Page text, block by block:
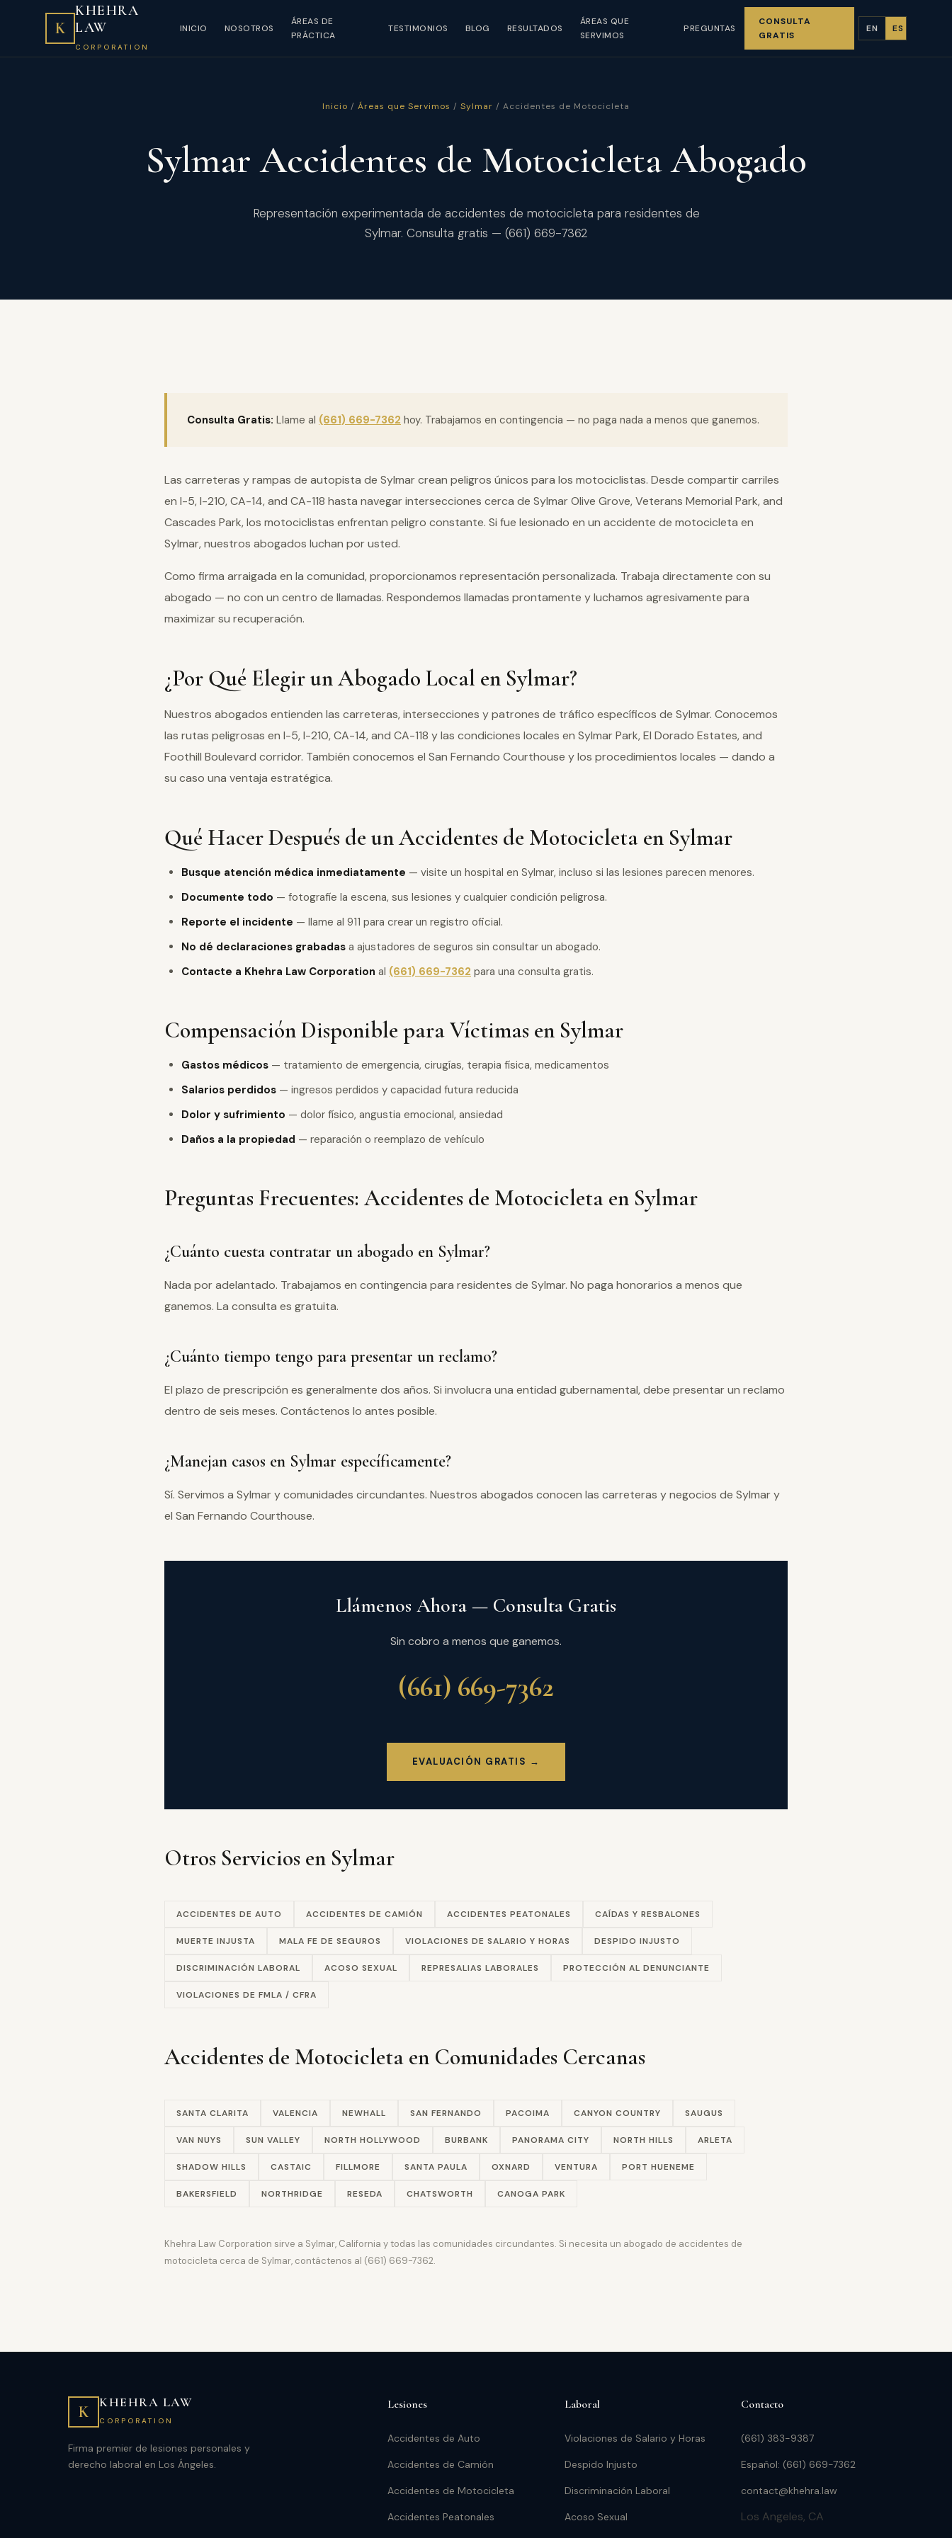
K
KHEHRA
LAW
CORPORATION
INICIO NOSOTROS
ÁREAS DE
PRÁCTICA
TESTIMONIOS BLOG RESULTADOS
ÁREAS QUE
SERVIMOS
PREGUNTAS
CONSULTA
GRATIS
EN ES
Inicio / Áreas que Servimos / Sylmar / Accidentes de Motocicleta
Sylmar Accidentes de Motocicleta Abogado
Representación experimentada de accidentes de motocicleta para residentes de
Sylmar. Consulta gratis — (661) 669-7362
Consulta Gratis: Llame al (661) 669-7362 hoy. Trabajamos en contingencia — no paga nada a menos que ganemos.
Las carreteras y rampas de autopista de Sylmar crean peligros únicos para los motociclistas. Desde compartir carriles
en I-5, I-210, CA-14, and CA-118 hasta navegar intersecciones cerca de Sylmar Olive Grove, Veterans Memorial Park, and
Cascades Park, los motociclistas enfrentan peligro constante. Si fue lesionado en un accidente de motocicleta en
Sylmar, nuestros abogados luchan por usted.
Como firma arraigada en la comunidad, proporcionamos representación personalizada. Trabaja directamente con su
abogado — no con un centro de llamadas. Respondemos llamadas prontamente y luchamos agresivamente para
maximizar su recuperación.
¿Por Qué Elegir un Abogado Local en Sylmar?
Nuestros abogados entienden las carreteras, intersecciones y patrones de tráfico específicos de Sylmar. Conocemos
las rutas peligrosas en I-5, I-210, CA-14, and CA-118 y las condiciones locales en Sylmar Park, El Dorado Estates, and
Foothill Boulevard corridor. También conocemos el San Fernando Courthouse y los procedimientos locales — dando a
su caso una ventaja estratégica.
Qué Hacer Después de un Accidentes de Motocicleta en Sylmar
Busque atención médica inmediatamente — visite un hospital en Sylmar, incluso si las lesiones parecen menores.
Documente todo — fotografíe la escena, sus lesiones y cualquier condición peligrosa.
Reporte el incidente — llame al 911 para crear un registro oficial.
No dé declaraciones grabadas a ajustadores de seguros sin consultar un abogado.
Contacte a Khehra Law Corporation al (661) 669-7362 para una consulta gratis.
Compensación Disponible para Víctimas en Sylmar
Gastos médicos — tratamiento de emergencia, cirugías, terapia física, medicamentos
Salarios perdidos — ingresos perdidos y capacidad futura reducida
Dolor y sufrimiento — dolor físico, angustia emocional, ansiedad
Daños a la propiedad — reparación o reemplazo de vehículo
Preguntas Frecuentes: Accidentes de Motocicleta en Sylmar
¿Cuánto cuesta contratar un abogado en Sylmar?
Nada por adelantado. Trabajamos en contingencia para residentes de Sylmar. No paga honorarios a menos que
ganemos. La consulta es gratuita.
¿Cuánto tiempo tengo para presentar un reclamo?
El plazo de prescripción es generalmente dos años. Si involucra una entidad gubernamental, debe presentar un reclamo
dentro de seis meses. Contáctenos lo antes posible.
¿Manejan casos en Sylmar específicamente?
Sí. Servimos a Sylmar y comunidades circundantes. Nuestros abogados conocen las carreteras y negocios de Sylmar y
el San Fernando Courthouse.
Llámenos Ahora — Consulta Gratis
Sin cobro a menos que ganemos.
(661) 669-7362
EVALUACIÓN GRATIS →
Otros Servicios en Sylmar
ACCIDENTES DE AUTO ACCIDENTES DE CAMIÓN ACCIDENTES PEATONALES CAÍDAS Y RESBALONES
MUERTE INJUSTA MALA FE DE SEGUROS VIOLACIONES DE SALARIO Y HORAS DESPIDO INJUSTO
DISCRIMINACIÓN LABORAL ACOSO SEXUAL REPRESALIAS LABORALES PROTECCIÓN AL DENUNCIANTE
VIOLACIONES DE FMLA / CFRA
Accidentes de Motocicleta en Comunidades Cercanas
SANTA CLARITA VALENCIA NEWHALL SAN FERNANDO PACOIMA CANYON COUNTRY SAUGUS
VAN NUYS SUN VALLEY NORTH HOLLYWOOD BURBANK PANORAMA CITY NORTH HILLS ARLETA
SHADOW HILLS CASTAIC FILLMORE SANTA PAULA OXNARD VENTURA PORT HUENEME
BAKERSFIELD NORTHRIDGE RESEDA CHATSWORTH CANOGA PARK
Khehra Law Corporation sirve a Sylmar, California y todas las comunidades circundantes. Si necesita un abogado de accidentes de
motocicleta cerca de Sylmar, contáctenos al (661) 669-7362.
K
KHEHRA LAW
CORPORATION
Firma premier de lesiones personales y
derecho laboral en Los Ángeles.
Lesiones
Accidentes de Auto
Accidentes de Camión
Accidentes de Motocicleta
Accidentes Peatonales
Laboral
Violaciones de Salario y Horas
Despido Injusto
Discriminación Laboral
Acoso Sexual
Contacto
(661) 383-9387
Español: (661) 669-7362
contact@khehra.law
Los Angeles, CA